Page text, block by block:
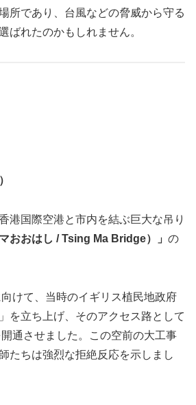
所であり、台風などの脅威から守る
ばれたのかもしれません。
港国際空港と市内を結ぶ巨大な吊り
おおはし / Tsing Ma Bridge）」 の
けて、当時のイギリス植民地政府
を立ち上げ、そのアクセス路として
通させました。この空前の大工事
たちは強烈な拒絶反応を示しまし